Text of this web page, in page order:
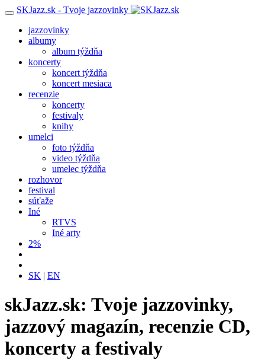
SKJazz.sk - Tvoje jazzovinky
jazzovinky
albumy
album týždňa
koncerty
koncert týždňa
koncert mesiaca
recenzie
koncerty
festivaly
knihy
umelci
foto týždňa
video týždňa
umelec týždňa
rozhovor
festival
súťaže
Iné
RTVS
Iné arty
2%
SK | EN
skJazz.sk: Tvoje jazzovinky,
jazzový magazín, recenzie CD,
koncerty a festivaly